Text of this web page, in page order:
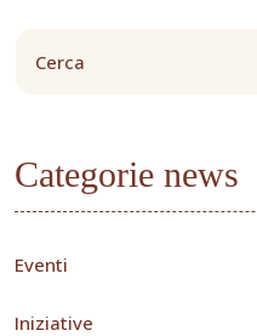
Categorie news
Eventi
Iniziative